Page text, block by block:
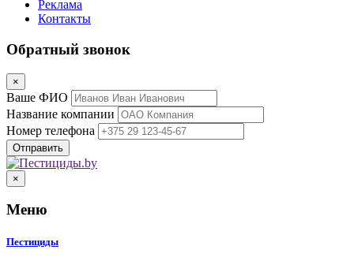
Реклама
Контакты
Обратный звонок
×
Ваше ФИО
Название компании
Номер телефона
×
Меню
Пестициды